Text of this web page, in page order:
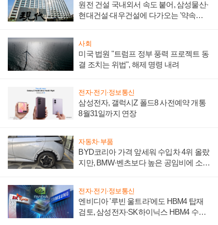
원전 건설 국내외서 속도 붙어, 삼성물산·
현대건설·대우건설에 다가오는 '약속의
사회
미국 법원 "트럼프 정부 풍력 프로젝트 동
결 조치는 위법", 해제 명령 내려
전자·전기·정보통신
삼성전자, 갤럭시Z 폴드8 사전예약 개통
8월31일까지 연장
자동차·부품
BYD코리아 가격 앞세워 수입차 4위 올랐
지만, BMW·벤츠보다 높은 공임비에 소비
전자·전기·정보통신
엔비디아 '루빈 울트라'에도 HBM4 탑재
검토, 삼성전자·SK하이닉스 HBM4 수율